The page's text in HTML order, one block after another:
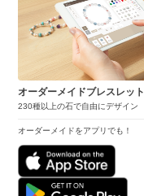
オーダーメイドブレスレット
230種以上の石で自由にデザイン
オーダーメイドをアプリでも！